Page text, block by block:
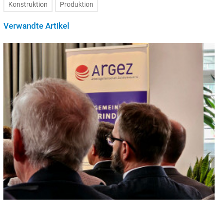
Konstruktion Produktion
Verwandte Artikel